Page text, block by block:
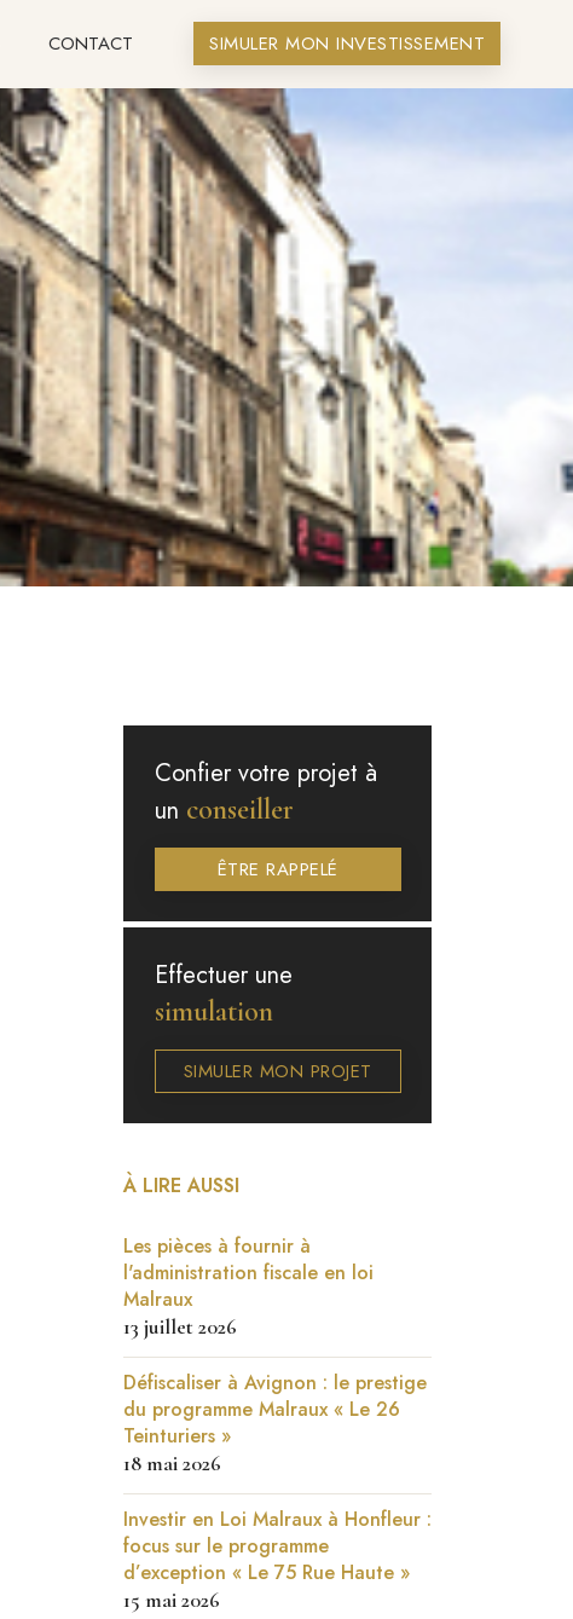
CONTACT SIMULER MON INVESTISSEMENT
Confier votre projet à
un conseiller
ÊTRE RAPPELÉ
Effectuer une
simulation
SIMULER MON PROJET
À LIRE AUSSI
Les pièces à fournir à
l'administration fiscale en loi
Malraux
13 juillet 2026
Défiscaliser à Avignon : le prestige
du programme Malraux « Le 26
Teinturiers »
18 mai 2026
Investir en Loi Malraux à Honfleur :
focus sur le programme
d’exception « Le 75 Rue Haute »
15 mai 2026